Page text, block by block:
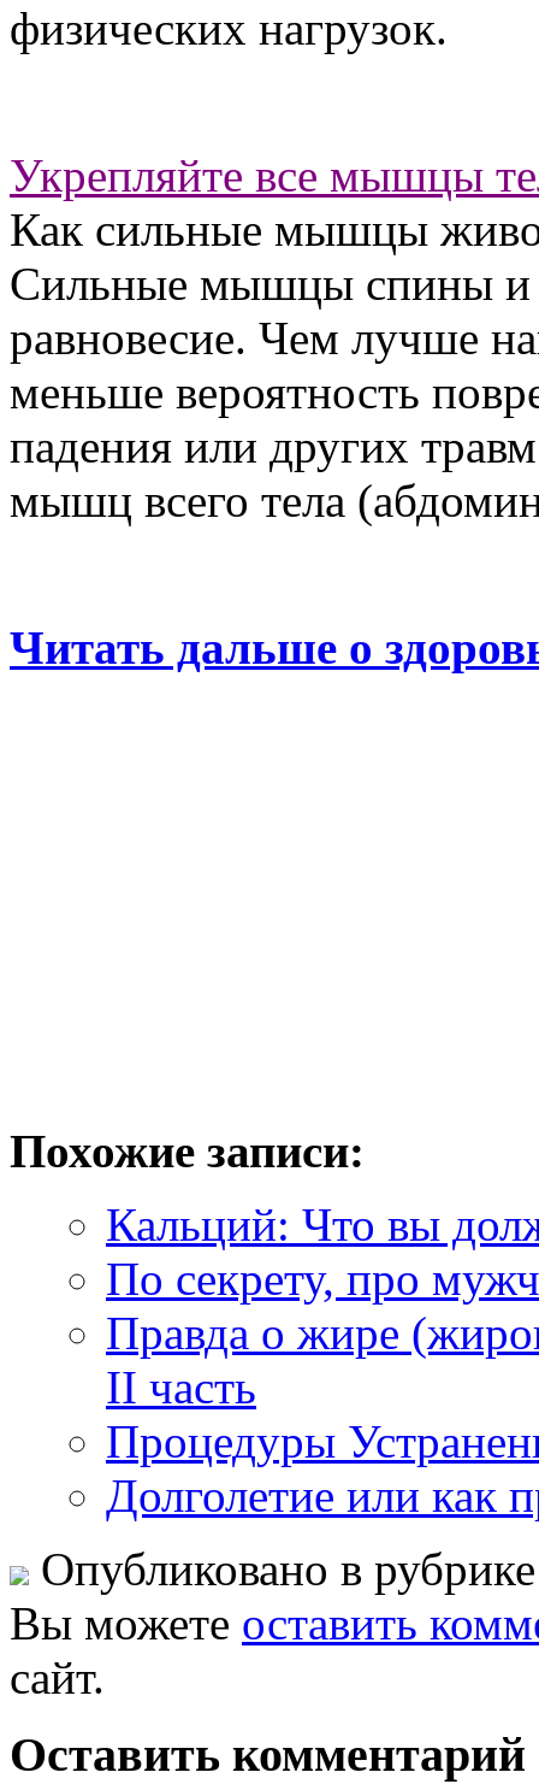
физических нагрузок.
Укрепляйте все мышцы
Как сильные мышцы
Сильные мышцы спины и
равновесие. Чем лучше
меньше вероятность
падения или других
мышц всего тела
Читать дальше о
Похожие записи:
Кальций: Что вы
По секрету, про
Правда о жире
II часть
Процедуры
Долголетие или как
Опубликовано в
Вы можете оставить
сайт.
Оставить комментарий